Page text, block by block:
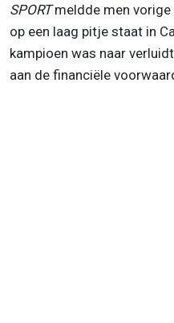
SPORTmeldde men
op een laag pitje staat in
kampioen was naar
aan de financiële